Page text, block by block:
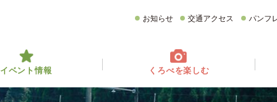
お知らせ 交通アクセス パンフ
イベント情報 くろべを楽しむ